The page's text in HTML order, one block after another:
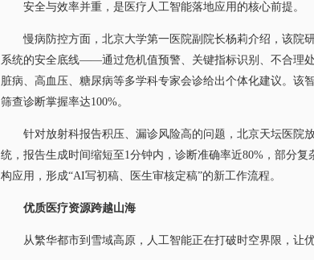
安全与效率并重，是医疗人工智能落地应用的核心前提。
慢病防控方面，北京大学第一医院副院长杨莉介绍，该院研
系统的安全底线——通过危机值预警、关键指标识别、不合理
脏病、高血压、糖尿病等多学科专家会诊给出个体化建议。该
筛查诊断掌握率达100%。
针对放射科报告积压、漏诊风险高的问题，北京天坛医院
统，报告生成时间缩短至1分钟内，诊断准确率近80%，部分
构应用，形成“AI写初稿、医生审核定稿”的新工作流程。
优质医疗资源跨越山海
从繁华都市到雪域高原，人工智能正在打破时空界限，让优